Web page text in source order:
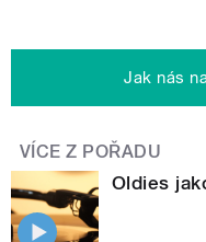
Jak nás
VÍCE Z POŘADU
Oldies